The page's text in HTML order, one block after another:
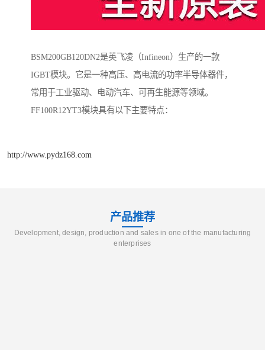
BSM200GB120DN2是英飞凌（Infineon）生产的一款
IGBT模块。它是一种高压、高电流的功率半导体器件，
常用于工业驱动、电动汽车、可再生能源等领域。
FF100R12YT3模块具有以下主要特点：
http://www.pydz168.com
产品推荐
Development, design, production and sales in one of the manufacturing
enterprises